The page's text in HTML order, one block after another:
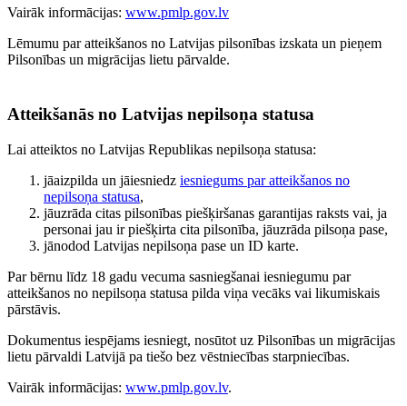
Vairāk informācijas: www.pmlp.gov.lv
Lēmumu par atteikšanos no Latvijas pilsonības izskata un pieņem
Pilsonības un migrācijas lietu pārvalde.
Atteikšanās no Latvijas nepilsoņa statusa
Lai atteiktos no Latvijas Republikas nepilsoņa statusa:
jāaizpilda un jāiesniedz iesniegums par atteikšanos no
nepilsoņa statusa,
jāuzrāda citas pilsonības piešķiršanas garantijas raksts vai, ja
personai jau ir piešķirta cita pilsonība, jāuzrāda pilsoņa pase,
jānodod Latvijas nepilsoņa pase un ID karte.
Par bērnu līdz 18 gadu vecuma sasniegšanai iesniegumu par
atteikšanos no nepilsoņa statusa pilda viņa vecāks vai likumiskais
pārstāvis.
Dokumentus iespējams iesniegt, nosūtot uz Pilsonības un migrācijas
lietu pārvaldi Latvijā pa tiešo bez vēstniecības starpniecības.
Vairāk informācijas: www.pmlp.gov.lv.